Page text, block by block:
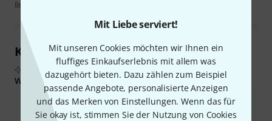
Mit Liebe serviert!
Mit unseren Cookies möchten wir Ihnen ein
fluffiges Einkaufserlebnis mit allem was
dazugehört bieten. Dazu zählen zum Beispiel
passende Angebote, personalisierte Anzeigen
und das Merken von Einstellungen. Wenn das für
Sie okay ist, stimmen Sie der Nutzung von Cookies
Bewertungsrichtlinien
Kundenrezensionen im Überblick
Aus echten Käuferbewertungen, zusammengefasst durch KI
Was Käufern gefiel:
Die Klangqualität ist exzellent und bietet eine hohe
Detailgenauigkeit, Ausgewogenheit und ein klares Stereobild.